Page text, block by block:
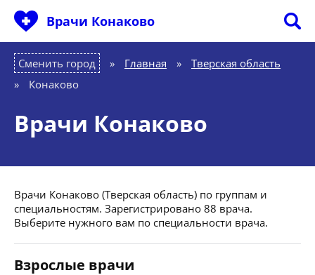
Врачи Конаково
Сменить город Главная »
Тверская область
»
Конаково
Врачи Конаково
Врачи Конаково (Тверская область) по группам и
специальностям. Зарегистрировано 88 врача.
Выберите нужного вам по специальности врача.
Взрослые врачи